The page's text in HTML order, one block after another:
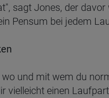
sagt Jones, der
Pensum bei jedem
wo und mit wem du
vielleicht einen